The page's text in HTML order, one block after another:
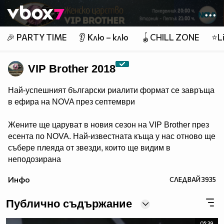
👾
🎉 PARTY TIME 👂 Клю – клю 🪀CHILL ZONE
VIP Brother 2018
Най-успешният български риалити формат се завръща
в ефира на NOVA през септември
Жените ще царуват в новия сезон на VIP Brother през
есента по NOVA. Най-известната къща у нас отново ще
събере плеяда от звезди, които ще видим в
неподозирана
телевизията в България, се завръща в ефира през
цялата власт, но и цялата отговорност в ръцете на
дамите.
Инфо СЛЕДВАЙ3935
Публично съдържание